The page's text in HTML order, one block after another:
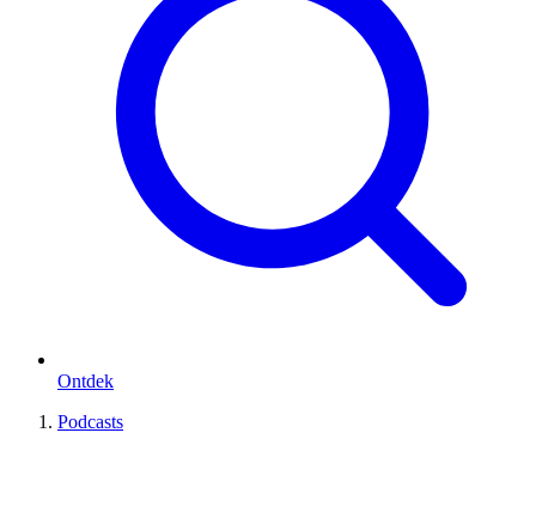
Ontdek
Podcasts